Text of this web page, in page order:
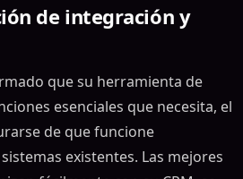
de integración y
que su herramienta de
esenciales que necesita, el
de que funcione
existentes. Las mejores